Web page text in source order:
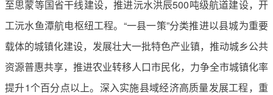
至思蒙等国省干线建设，推进沅水洪辰500吨级航道建设，开
工沅水鱼潭航电枢纽工程。“一县一策”分类推进以县城为重要
载体的城镇化建设，发展壮大一批特色产业镇，推动城乡公共
资源普惠共享，推进农业转移人口市民化，力争全市城镇化率
提升1个百分点以上。深入实施县域经济高质量发展工程，重